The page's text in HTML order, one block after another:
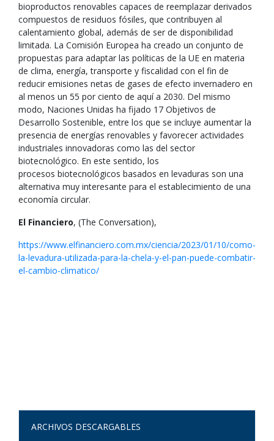
bioproductos renovables capaces de reemplazar derivados
compuestos de residuos fósiles, que contribuyen al
calentamiento global, además de ser de disponibilidad
limitada. La Comisión Europea ha creado un conjunto de
propuestas para adaptar las políticas de la UE en materia
de clima, energía, transporte y fiscalidad con el fin de
reducir emisiones netas de gases de efecto invernadero en
al menos un 55 por ciento de aquí a 2030. Del mismo
modo, Naciones Unidas ha fijado 17 Objetivos de
Desarrollo Sostenible, entre los que se incluye aumentar la
presencia de energías renovables y favorecer actividades
industriales innovadoras como las del sector
biotecnológico. En este sentido, los
procesos biotecnológicos basados en levaduras son una
alternativa muy interesante para el establecimiento de una
economía circular.
El Financiero, (The Conversation),
https://www.elfinanciero.com.mx/ciencia/2023/01/10/como-
la-levadura-utilizada-para-la-chela-y-el-pan-puede-combatir-
el-cambio-climatico/
ARCHIVOS DESCARGABLES